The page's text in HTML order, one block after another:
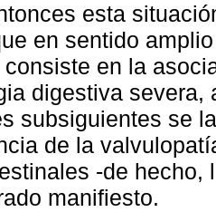
esta
en sentido
consiste en la
digestiva severa,
subsiguientes se
de la
-de hecho,
manifiesto.